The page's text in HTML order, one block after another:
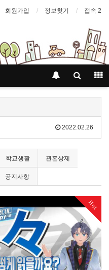
회원가입 정보찾기 접속 2
2022.02.26
학교생활 관혼상제
공지사항
Hot